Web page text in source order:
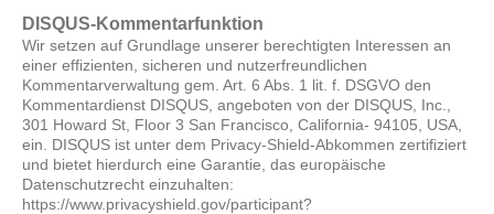
DISQUS-Kommentarfunktion
Wir setzen auf Grundlage unserer berechtigten Interessen an
einer effizienten, sicheren und nutzerfreundlichen
Kommentarverwaltung gem. Art. 6 Abs. 1 lit. f. DSGVO den
Kommentardienst DISQUS, angeboten von der DISQUS, Inc.,
301 Howard St, Floor 3 San Francisco, California- 94105, USA,
ein. DISQUS ist unter dem Privacy-Shield-Abkommen zertifiziert
und bietet hierdurch eine Garantie, das europäische
Datenschutzrecht einzuhalten:
https://www.privacyshield.gov/participant?